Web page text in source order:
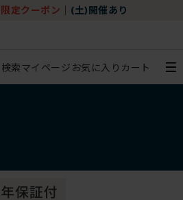
限定クーポン (土)開催あり
検索マイページ お気に入り カート